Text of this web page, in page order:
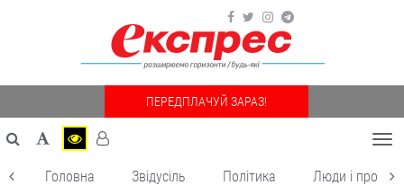
ПЕРЕДПЛАЧУЙ ЗАРАЗ!
Головна Звідусіль Політика Люди і